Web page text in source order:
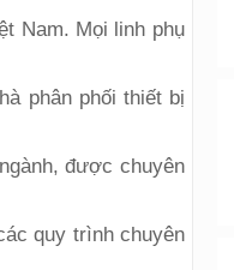
Nam. Mọi linh phụ
phân phối thiết bị
được chuyên
quy trình chuyên